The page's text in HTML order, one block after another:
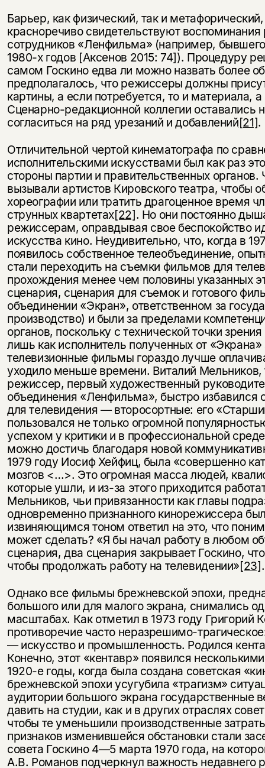
Барьер, как физический, так и
красноречиво свидетельствуют
сотрудников «Ленфильма» (например,
1980-х годов [Аксенов 2015: 74]). Процедуру
самом Госкино едва ли можно назвать более
предполагалось, что режиссеры должны
картины, а если потребуется, то и материала,
Сценарно-редакционной коллегии оставались
согласиться на ряд урезаний и добавлений[21].
Отличительной чертой кинематографа по
исполнительскими искусствами был как раз
стороны партии и правительственных
вызывали артистов Кировского театра, чтобы
хореографии или тратить драгоценное время
струнных квартетах[22]. Но они постоянно
режиссерам, оправдывая свое беспокойство
искусства кино. Неудивительно, что, когда в
появилось собственное телеобъединение,
стали переходить на съемки фильмов для
прохождения менее чем половины указанных
сценария, сценария для съемок и готового
объединении «Экран», ответственном за
производство) и были за пределами
органов, поскольку с технической точки
лишь как исполнитель полученных от
телевизионные фильмы гораздо лучше
уходило меньше времени. Виталий
режиссер, первый художественный
объединения «Ленфильма», быстро избавился
для телевидения — второсортные: его
пользовался не только огромной
успехом у критики и в профессиональной
можно достичь благодаря новой
1979 году Иосиф Хейфиц, была «совершенно
мозгов <…>. Это огромная масса людей,
которые ушли, и из-за этого приходится
Мельников, чьи привязанности как главы
одновременно признанного кинорежиссера
извиняющимся тоном ответил на это, что
может сделать? «Я бы начал работу в любом
сценария, два сценария закрывает Госкино,
чтобы продолжать работу на телевидении»[23].
Однако все фильмы брежневской эпохи,
большого или для малого экрана, снимались
масштабах. Как отметил в 1973 году Григорий
противоречие часто неразрешимо-
— искусство и промышленность. Родился
Конечно, этот «кентавр» появился
1920-е годы, когда была создана советская
брежневской эпохи усугубила «трагизм»
аудитории большого экрана государственные
давить на студии, как и в других отраслях
чтобы те уменьшили производственные
признаков изменившейся обстановки стали
совета Госкино 4—5 марта 1970 года, на
А.В. Романов подчеркнул важность недавнего
Подписка на рассылку
Раз в неделю мы отправляем рассылку
о книгах и событиях «НЛО».
За подписку дарим промокод на
скидку 15%
Я соглашаюсь сПолитикой конфиденциальности
подписаться
Этой книги временно
нет в продаже.
Вы можете подписаться на
уведомления, и при поступлении книги
на склад получить письмо на указанный
электронный адрес.
Я соглашаюсь сПолитикой конфиденциальности
Эта книга
не предназначена для
несовершеннолетних
Скажите, пожалуйста,
вам уже исполнилось 18 лет?
нет, вернуться назад